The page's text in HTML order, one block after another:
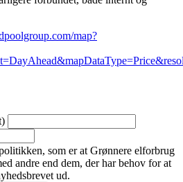
map?
som er at Grønnere elforbrug
andre end dem, der har behov for at
ud.